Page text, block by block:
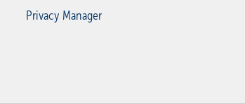
Privacy Manager